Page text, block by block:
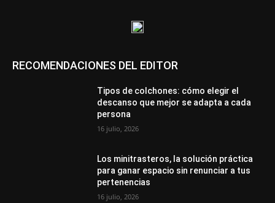
RECOMENDACIONES DEL EDITOR
Tipos de colchones: cómo elegir el
descanso que mejor se adapta a cada
persona
16 julio, 2026
Los minitrasteros, la solución práctica
para ganar espacio sin renunciar a tus
pertenencias
16 julio, 2026